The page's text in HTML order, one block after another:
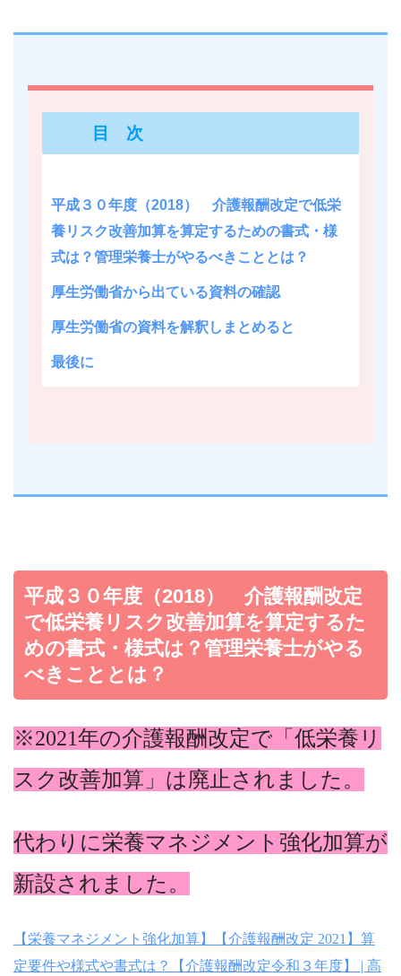
目 次
平成３０年度（2018） 介護報酬改定で低栄
養リスク改善加算を算定するための書式・様
式は？管理栄養士がやるべきこととは？
厚生労働省から出ている資料の確認
厚生労働省の資料を解釈しまとめると
最後に
平成３０年度（2018） 介護報酬改定
で低栄養リスク改善加算を算定するた
めの書式・様式は？管理栄養士がやる
べきこととは？
※2021年の介護報酬改定で 「低栄養リ
スク改善加算」は廃止されました。
代わりに栄養マネジメント強化加算が
新設されました。
【栄養マネジメント強化加算】【介護報酬改定 2021】算
定要件や様式や書式は？【介護報酬改定令和３年度】 | 高